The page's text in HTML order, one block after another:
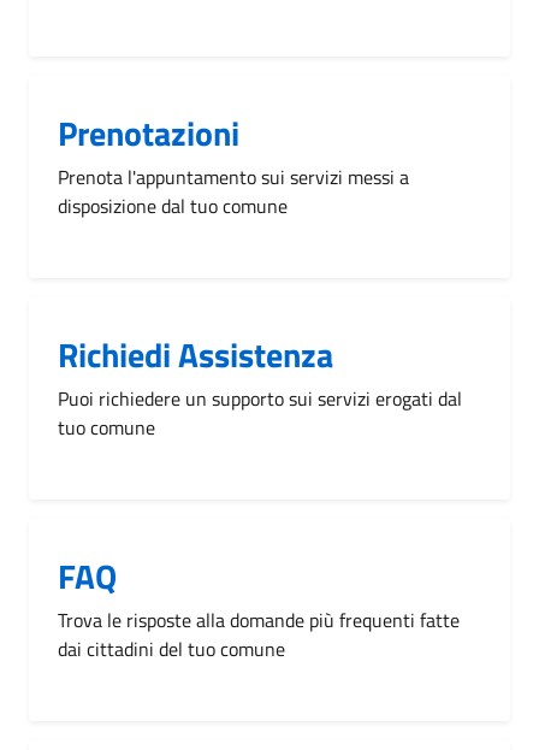
Prenotazioni
Prenota l'appuntamento sui servizi messi a
disposizione dal tuo comune
Richiedi Assistenza
Puoi richiedere un supporto sui servizi erogati dal
tuo comune
FAQ
Trova le risposte alla domande più frequenti fatte
dai cittadini del tuo comune